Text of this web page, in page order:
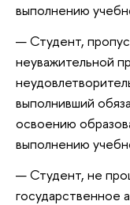
выполнению
Студент,
неуважительной
выполнивший
освоению
выполнению
Студент, не
государственное